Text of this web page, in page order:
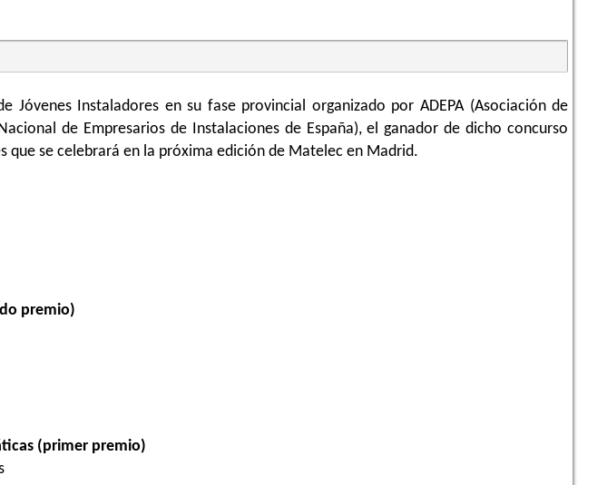
Instaladores en su fase provincial organizado por ADEPA (Asociación de
de Empresarios de Instalaciones de España), el ganador de dicho concurso
que se celebrará en la próxima edición de Matelec en Madrid.
premio)
(primer premio)